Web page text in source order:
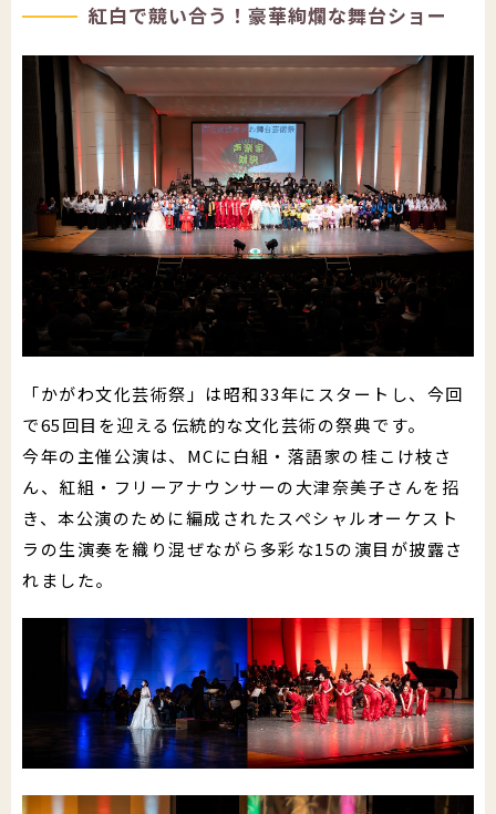
紅白で競い合う！豪華絢爛な舞台ショー
「かがわ文化芸術祭」は昭和33年にスタートし、今回
で65回目を迎える伝統的な文化芸術の祭典です。
今年の主催公演は、MCに白組・落語家の桂こけ枝さ
ん、紅組・フリーアナウンサーの大津奈美子さんを招
き、本公演のために編成されたスペシャルオーケスト
ラの生演奏を織り混ぜながら多彩な15の演目が披露さ
れました。